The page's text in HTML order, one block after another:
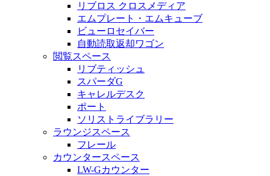
リブロス クロスメディア
エムプレート・エムキューブ
ビューロセイバー
自動読取返却ワゴン
閲覧スペース
リブティッシュ
スパーダG
キャレルデスク
ポート
ソリストライブラリー
ラウンジスペース
フレール
カウンタースペース
LW-Gカウンター